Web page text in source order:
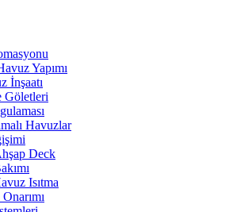
Yapımı
İnşaatı
Göletleri
Havuzlar
Deck
Isıtma